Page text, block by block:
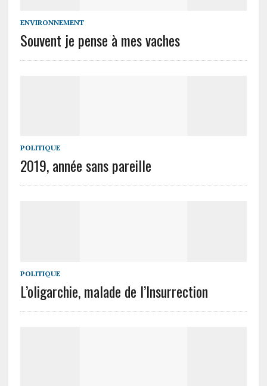
ENVIRONNEMENT
Souvent je pense à mes vaches
POLITIQUE
2019, année sans pareille
POLITIQUE
L’oligarchie, malade de l’Insurrection